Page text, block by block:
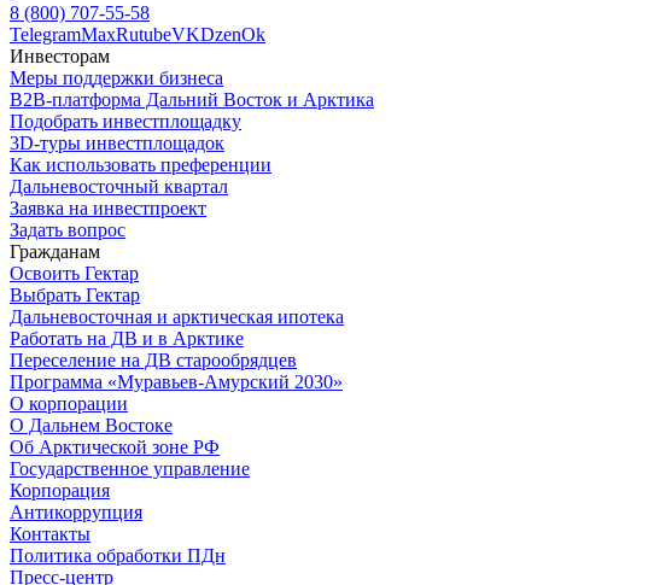
8 (800) 707-55-58
TelegramMaxRutubeVKDzenOk
Инвесторам
Меры поддержки бизнеса
B2B-платформа Дальний Восток и Арктика
Подобрать инвестплощадку
3D-туры инвестплощадок
Как использовать преференции
Дальневосточный квартал
Заявка на инвестпроект
Задать вопрос
Гражданам
Освоить Гектар
Выбрать Гектар
Дальневосточная и арктическая ипотека
Работать на ДВ и в Арктике
Переселение на ДВ старообрядцев
Программа «Муравьев-Амурский 2030»
О корпорации
О Дальнем Востоке
Об Арктической зоне РФ
Государственное управление
Корпорация
Антикоррупция
Контакты
Политика обработки ПДн
Пресс-центр